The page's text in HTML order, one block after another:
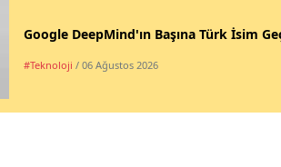
Yalova
Kilis
Google DeepMind'ın Başına Türk İsim
#Teknoloji / 06 Ağustos 2026